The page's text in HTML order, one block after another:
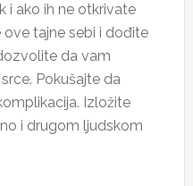
i ako ih ne otkrivate
tajne sebi i dođite
da vam
Pokušajte da
Izložite
i drugom ljudskom